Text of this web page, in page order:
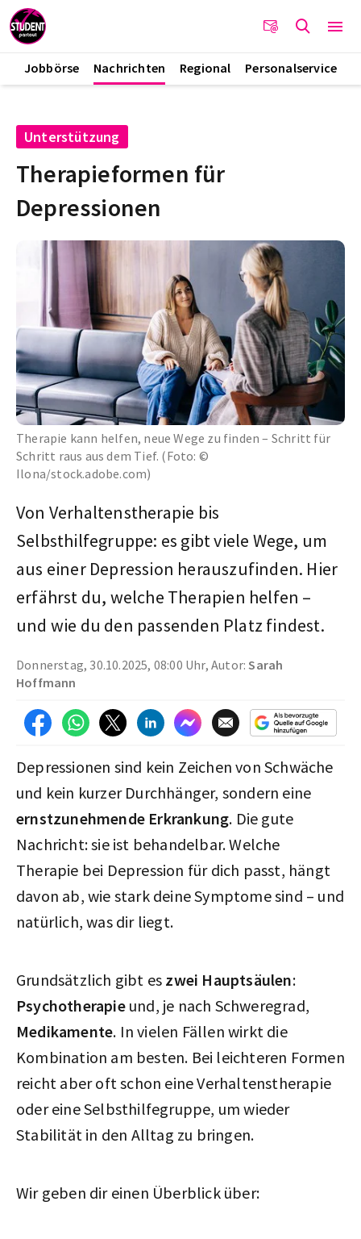
Jobbörse Nachrichten Regional Personalservice
Unterstützung
Therapieformen für
Depressionen
Therapie kann helfen, neue Wege zu finden – Schritt für
Schritt raus aus dem Tief. (Foto: ©
Ilona/stock.adobe.com)
Von Verhaltenstherapie bis
Selbsthilfegruppe: es gibt viele Wege, um
aus einer Depression herauszufinden. Hier
erfährst du, welche Therapien helfen –
und wie du den passenden Platz findest.
Donnerstag, 30.10.2025, 08:00 Uhr, Autor:Sarah
Hoffmann
Depressionen sind kein Zeichen von Schwäche
und kein kurzer Durchhänger, sondern eine
ernstzunehmende Erkrankung. Die gute
Nachricht: sie ist behandelbar. Welche
Therapie bei Depression für dich passt, hängt
davon ab, wie stark deine Symptome sind – und
natürlich, was dir liegt.
Grundsätzlich gibt es zwei Hauptsäulen:
Psychotherapie und, je nach Schweregrad,
Medikamente. In vielen Fällen wirkt die
Kombination am besten. Bei leichteren Formen
reicht aber oft schon eine Verhaltenstherapie
oder eine Selbsthilfegruppe, um wieder
Stabilität in den Alltag zu bringen.
Wir geben dir einen Überblick über: